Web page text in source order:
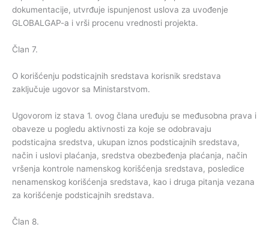
dokumentacije, utvrđuje ispunjenost uslova za uvođenje
GLOBALGAP-a i vrši procenu vrednosti projekta.
Član 7.
O korišćenju podsticajnih sredstava korisnik sredstava
zaključuje ugovor sa Ministarstvom.
Ugovorom iz stava 1. ovog člana uređuju se međusobna prava i
obaveze u pogledu aktivnosti za koje se odobravaju
podsticajna sredstva, ukupan iznos podsticajnih sredstava,
način i uslovi plaćanja, sredstva obezbeđenja plaćanja, način
vršenja kontrole namenskog korišćenja sredstava, posledice
nenamenskog korišćenja sredstava, kao i druga pitanja vezana
za korišćenje podsticajnih sredstava.
Član 8.